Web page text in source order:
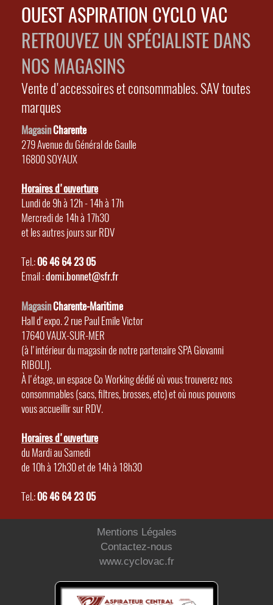
OUEST ASPIRATION CYCLO VAC
RETROUVEZ UN SPÉCIALISTE DANS
NOS MAGASINS
Vente d'accessoires et consommables. SAV toutes
marques
MagasinCharente
279 Avenue du Général de Gaulle
16800 SOYAUX
Horaires d'ouverture
Lundi de 9h à 12h - 14h à 17h
Mercredi de 14h à 17h30
et les autres jours sur RDV
Tel.:06 46 64 23 05
Email :domi.bonnet@sfr.fr
MagasinCharente-Maritime
Hall d'expo. 2 rue Paul Emile Victor
17640 VAUX-SUR-MER
(à l'intérieur du magasin de notre partenaire SPA Giovanni
RIBOLI).
À l'étage, un espace Co Working dédié où vous trouverez nos
consommables (sacs, filtres, brosses, etc) et où nous pouvons
vous accueillir sur RDV.
Horaires d'ouverture
du Mardi au Samedi
de 10h à 12h30 et de 14h à 18h30
Tel.:06 46 64 23 05
Mentions Légales
Contactez-nous
www.cyclovac.fr